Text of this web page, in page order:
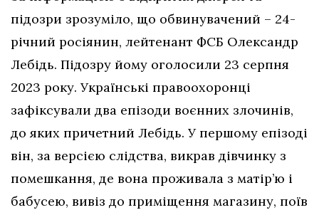
підозри зрозуміло, що обвинувачений – 24-
річний росіянин, лейтенант ФСБ Олександр
Лебідь. Підозру йому оголосили 23 серпня
2023 року. Українські правоохоронці
зафіксували два епізоди воєнних злочинів,
до яких причетний Лебідь. У першому епізоді
він, за версією слідства, викрав дівчинку з
помешкання, де вона проживала з матір’ю і
бабусею, вивіз до приміщення магазину, поїв